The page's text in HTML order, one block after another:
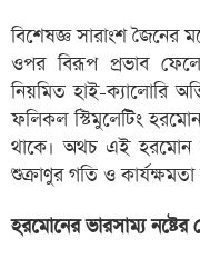
বিশেষজ্ঞ সারাংশ জৈনের
ওপর বিরূপ প্রভাব
নিয়মিত হাই-ক্যালোরি
ফলিকল স্টিমুলেটিং
থাকে। অথচ এই হরমোন
শুক্রাণুর গতি ও
হরমোনের ভারসাম্য নষ্টের